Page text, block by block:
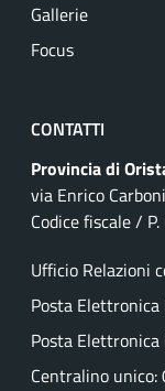
Gallerie
Focus
CONTATTI
Provincia di
via Enrico
Codice fiscale /
Ufficio Relazioni
Posta
Posta
Centralino unico: